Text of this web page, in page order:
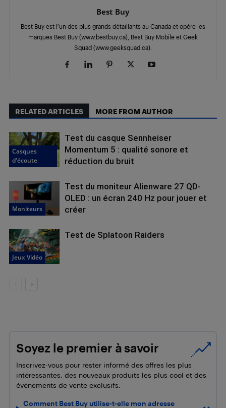
Best Buy
Best Buy est l’un des plus grands détaillants au Canada et opère les
marques Best Buy (www.bestbuy.ca), Best Buy Mobile et Geek
Squad (www.geeksquad.ca).
RELATED ARTICLES MORE FROM AUTHOR
Casques
d'écoute
Test du casque Sennheiser
Momentum 5 : qualité sonore et
réduction du bruit
Moniteurs
Test du moniteur Alienware 27 QD-
OLED : un écran 240 Hz pour jouer et
créer
Jeux Vidéo
Test de Splatoon Raiders
Soyez le premier à savoir
Inscrivez-vous pour rester informé des offres les plus
intéressantes, des nouveaux produits les plus cool et des
événements de vente exclusifs.
Comment Best Buy utilise-t-elle mon adresse